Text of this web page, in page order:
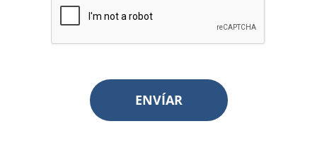
ENVÍAR